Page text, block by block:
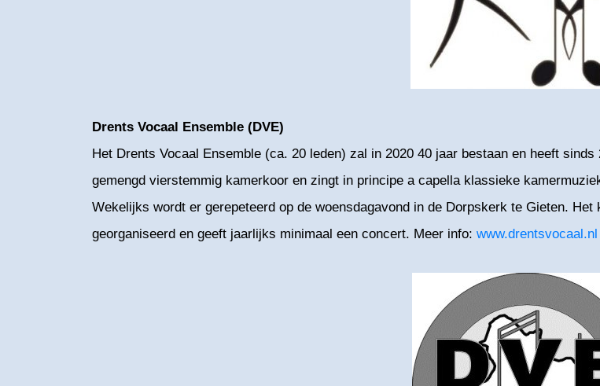
Drents Vocaal Ensemble (DVE)
Het Drents Vocaal Ensemble (ca. 20 leden) zal in 2020 40 jaar bestaan en heeft
gemengd vierstemmig kamerkoor en zingt in principe a capella klassieke
Wekelijks wordt er gerepeteerd op de woensdagavond in de Dorpskerk te Gieten.
georganiseerd en geeft jaarlijks minimaal een concert. Meer info: www.drentsvocaal.nl